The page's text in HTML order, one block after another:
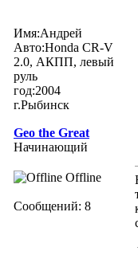
Имя:Андрей
Авто:Honda CR-V
2.0, АКПП, левый
руль
год:2004
г.Рыбинск
Geo the Great
Начинающий
Offline
Сообщений: 8